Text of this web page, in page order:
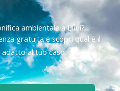
ambientale a Luni?
gratuita e scopri qual è il
al tuo caso.